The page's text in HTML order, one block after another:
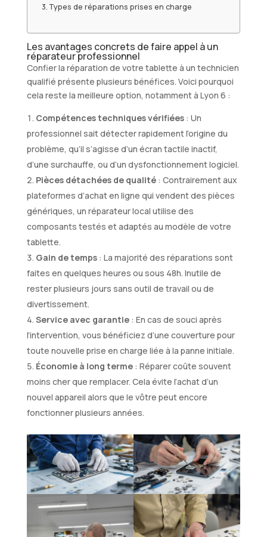
Types de réparations prises en charge
Les avantages concrets de faire appel à un
réparateur professionnel
Confier la réparation de votre tablette à un technicien
qualifié présente plusieurs bénéfices. Voici pourquoi
cela reste la meilleure option, notamment à Lyon 6 :
Compétences techniques vérifiées: Un
professionnel sait détecter rapidement l’origine du
problème, qu’il s’agisse d’un écran tactile inactif,
d’une surchauffe, ou d’un dysfonctionnement logiciel.
Pièces détachées de qualité: Contrairement aux
plateformes d’achat en ligne qui vendent des pièces
génériques, un réparateur local utilise des
composants testés et adaptés au modèle de votre
tablette.
Gain de temps: La majorité des réparations sont
faites en quelques heures ou sous 48h. Inutile de
rester plusieurs jours sans outil de travail ou de
divertissement.
Service avec garantie: En cas de souci après
l’intervention, vous bénéficiez d’une couverture pour
toute nouvelle prise en charge liée à la panne initiale.
Économie à long terme: Réparer coûte souvent
moins cher que remplacer. Cela évite l’achat d’un
nouvel appareil alors que le vôtre peut encore
fonctionner plusieurs années.